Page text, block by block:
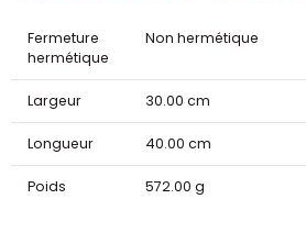
Fermeture
hermétique
Non hermétique
Largeur 30.00 cm
Longueur 40.00 cm
Poids 572.00 g